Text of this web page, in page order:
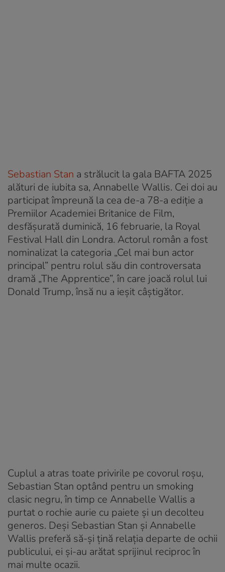
Sebastian Stan a strălucit la gala BAFTA 2025
alături de iubita sa, Annabelle Wallis. Cei doi au
participat împreună la cea de-a 78-a ediție a
Premiilor Academiei Britanice de Film,
desfășurată duminică, 16 februarie, la Royal
Festival Hall din Londra. Actorul român a fost
nominalizat la categoria „Cel mai bun actor
principal” pentru rolul său din controversata
dramă „The Apprentice”, în care joacă rolul lui
Donald Trump, însă nu a ieșit câștigător.
Cuplul a atras toate privirile pe covorul roșu,
Sebastian Stan optând pentru un smoking
clasic negru, în timp ce Annabelle Wallis a
purtat o rochie aurie cu paiete și un decolteu
generos. Deși Sebastian Stan și Annabelle
Wallis preferă să-și țină relația departe de ochii
publicului, ei și-au arătat sprijinul reciproc în
mai multe ocazii.